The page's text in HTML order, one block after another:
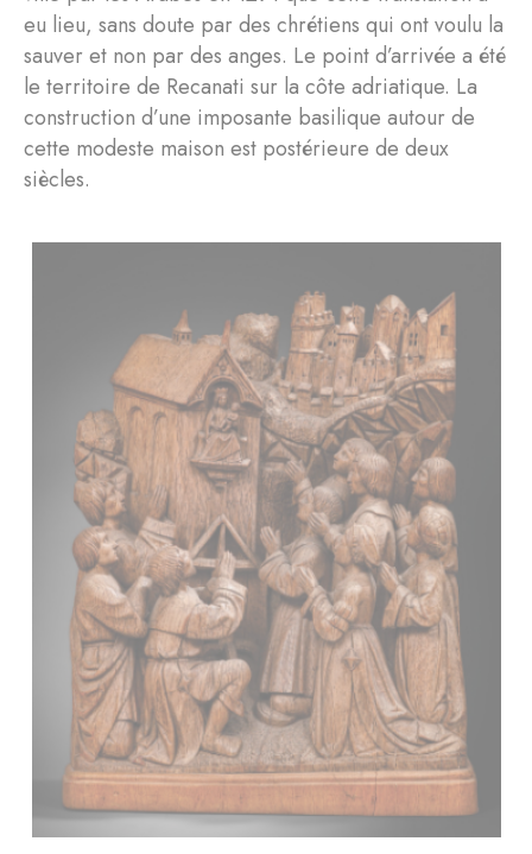
eu lieu, sans doute par des chrétiens qui ont voulu la
sauver et non par des anges. Le point d’arrivée a été
le territoire de Recanati sur la côte adriatique. La
construction d’une imposante basilique autour de
cette modeste maison est postérieure de deux
siècles.